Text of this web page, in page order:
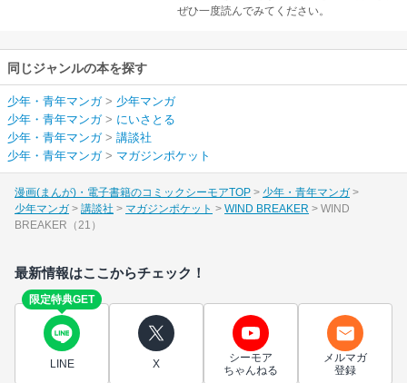
ぜひ一度読んでみてください。
同じジャンルの本を探す
少年・青年マンガ> 少年マンガ
少年・青年マンガ> にいさとる
少年・青年マンガ> 講談社
少年・青年マンガ> マガジンポケット
漫画(まんが)・電子書籍のコミックシーモアTOP
少年・青年マンガ
少年マンガ
講談社 マガジンポケット WIND BREAKER
WIND
BREAKER（21）
最新情報はここからチェック！
限定特典GET
LINE X
シーモア
ちゃんねる
メルマガ
登録